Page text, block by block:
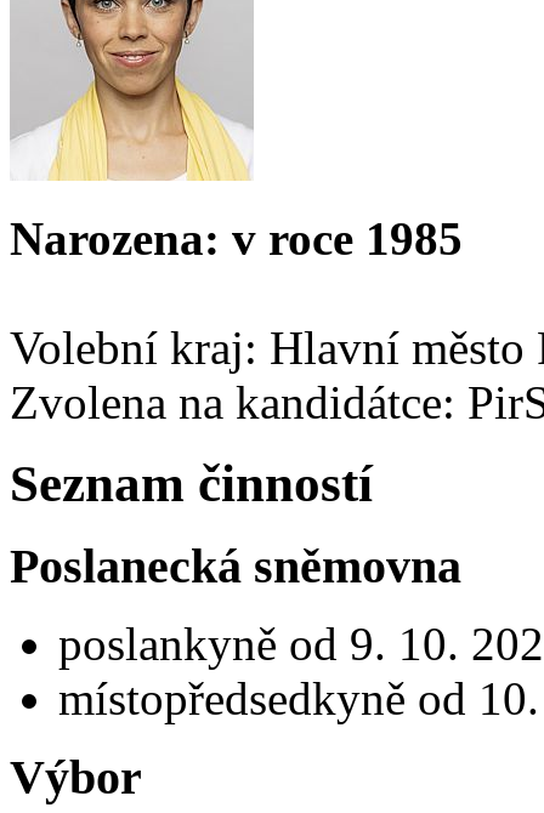
Narozena: v roce 1985
Volební kraj: Hlavní město
Zvolena na kandidátce:
Seznam činností
Poslanecká sněmovna
poslankyně od 9. 10.
místopředsedkyně od
Výbor